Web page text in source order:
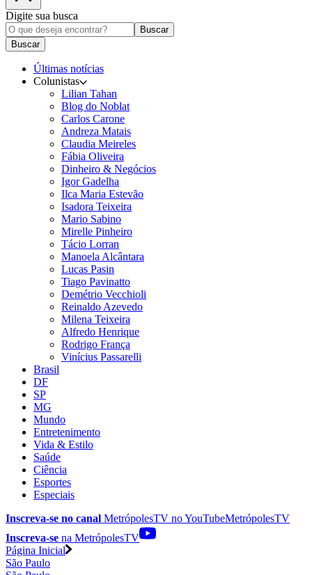
Digite sua busca
Buscar
Buscar
Últimas notícias
Colunistas
Lilian Tahan
Blog do Noblat
Carlos Carone
Andreza Matais
Claudia Meireles
Fábia Oliveira
Dinheiro & Negócios
Igor Gadelha
Ilca Maria Estevão
Isadora Teixeira
Mario Sabino
Mirelle Pinheiro
Tácio Lorran
Manoela Alcântara
Lucas Pasin
Tiago Pavinatto
Demétrio Vecchioli
Reinaldo Azevedo
Milena Teixeira
Alfredo Henrique
Rodrigo França
Vinícius Passarelli
Brasil
DF
SP
MG
Mundo
Entretenimento
Vida & Estilo
Saúde
Ciência
Esportes
Especiais
Inscreva-se no canal MetrópolesTV noYouTubeMetrópolesTV
Inscreva-se na MetrópolesTV
Página Inicial
São Paulo